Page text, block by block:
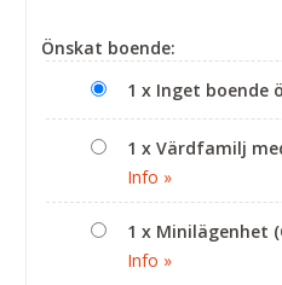
Önskat boende:
1 x Inget boende
1 x Värdfamilj
Info »
1 x Minilägenhet
Info »